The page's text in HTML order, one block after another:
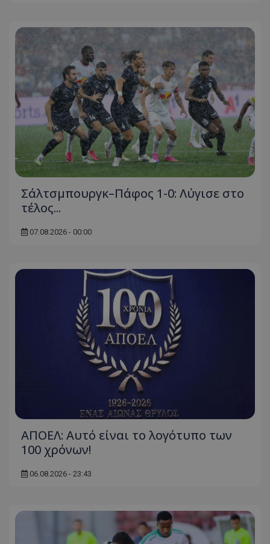
Σάλτσμπουργκ–Πάφος 1-0: Λύγισε στο
τέλος...
07.08.2026 - 00:00
ΑΠΟΕΛ: Αυτό είναι το λογότυπο των
100 χρόνων!
06.08.2026 - 23:43